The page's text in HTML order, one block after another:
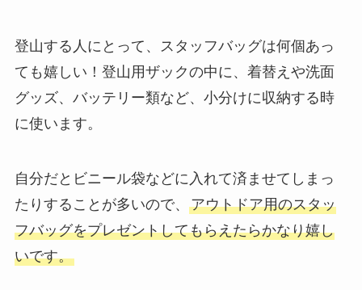
登山する人にとって、スタッフバッグは何個あっ
ても嬉しい！登山用ザックの中に、着替えや洗面
グッズ、バッテリー類など、小分けに収納する時
に使います。
自分だとビニール袋などに入れて済ませてしまっ
たりすることが多いので、 アウトドア用のスタッ
フバッグをプレゼントしてもらえたらかなり嬉し
いです。